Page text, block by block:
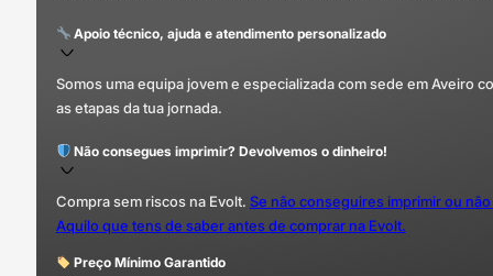
Apoio técnico, ajuda e atendimento personalizado
Somos uma equipa jovem e especializada com sede em Aveiro
as etapas da tua jornada.
Não consegues imprimir? Devolvemos o dinheiro!
Compra sem riscos na Evolt. Se não conseguires imprimir ou
Aquilo que tens de saber antes de comprar na Evolt.
Preço Mínimo Garantido